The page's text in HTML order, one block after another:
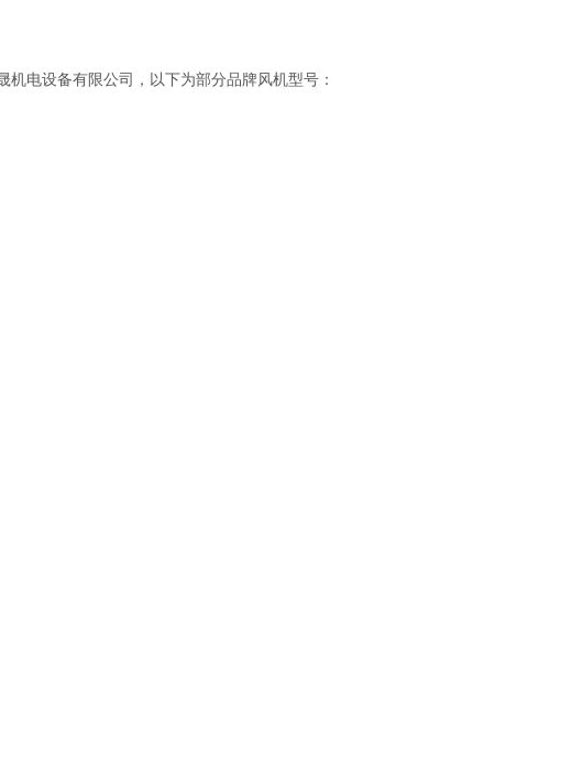
机电设备有限公司，以下为部分品牌风机型号：